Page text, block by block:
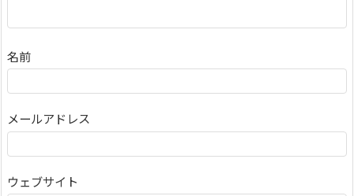
名前
メールアドレス
ウェブサイト